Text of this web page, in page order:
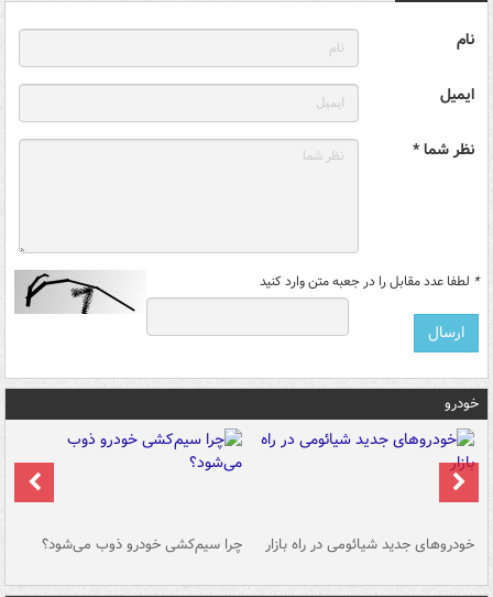
نام
ایمیل
نظر شما *
* لطفا عدد مقابل را در جعبه متن وارد کنید
خودرو
خودروهای جدید شیائومی در راه بازار چرا سیم‌کشی خودرو ذوب می‌شود؟